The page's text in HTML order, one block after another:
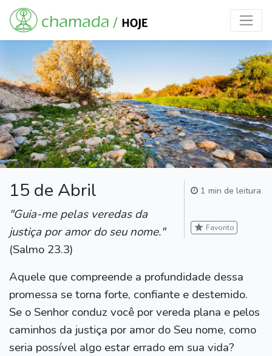
1 min de leitura
star Favorito
15 de Abril
"Guia-me pelas veredas da
justiça por amor do seu nome."
(Salmo 23.3)
Aquele que compreende a profundidade dessa
promessa se torna forte, confiante e destemido.
Se o Senhor conduz você por vereda plana e pelos
caminhos da justiça por amor do Seu nome, como
seria possível algo estar errado em sua vida?